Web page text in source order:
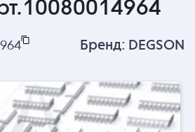
Бренд: DEGSON